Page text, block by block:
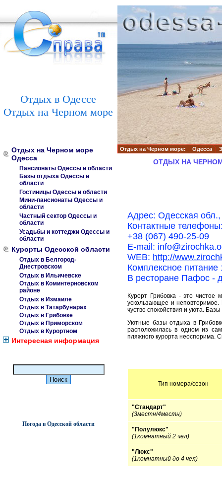
Отдых в Одессе
Отдых на Черном море
Отдых на Черном море
Одесса
Пансионаты Одессы и области
Базы отдыха Одессы и
области
Гостиницы Одессы и области
Мини-пансионаты Одессы и
области
Частный сектор Одессы и
области
Усадьбы и коттеджи Одессы и
области
Курорты Одесской области
Отдых в Белгород-
Днестровском
Отдых в Ильичевске
Отдых в Коминтерновском
районе
Отдых в Измаиле
Отдых в Татарбунарах
Отдых в Грибовке
Отдых в Приморском
Отдых в Курортном
Интересная информация
Погода в Одесской области
Отдых на Черном море: Одесса
ОТДЫХ НА
Адрес: Одесская
Контактные
+38 (067) 490-25-09
E-mail:
WEB: http://
Комплексное питание
В ресторане Пафос -
Курорт Грибовка - это чистое
ускользающее и
чуство спокойствия и уюта.
Уютные базы отдыха в
расположилась в одном из
пляжного курорта неоспорима.
Тип номера/сезон
"Стандарт"
(3местн/4местн)
"Полулюкс"
(1комнатный 2 чел)
"Люкс"
(1комнатный до 4 чел)